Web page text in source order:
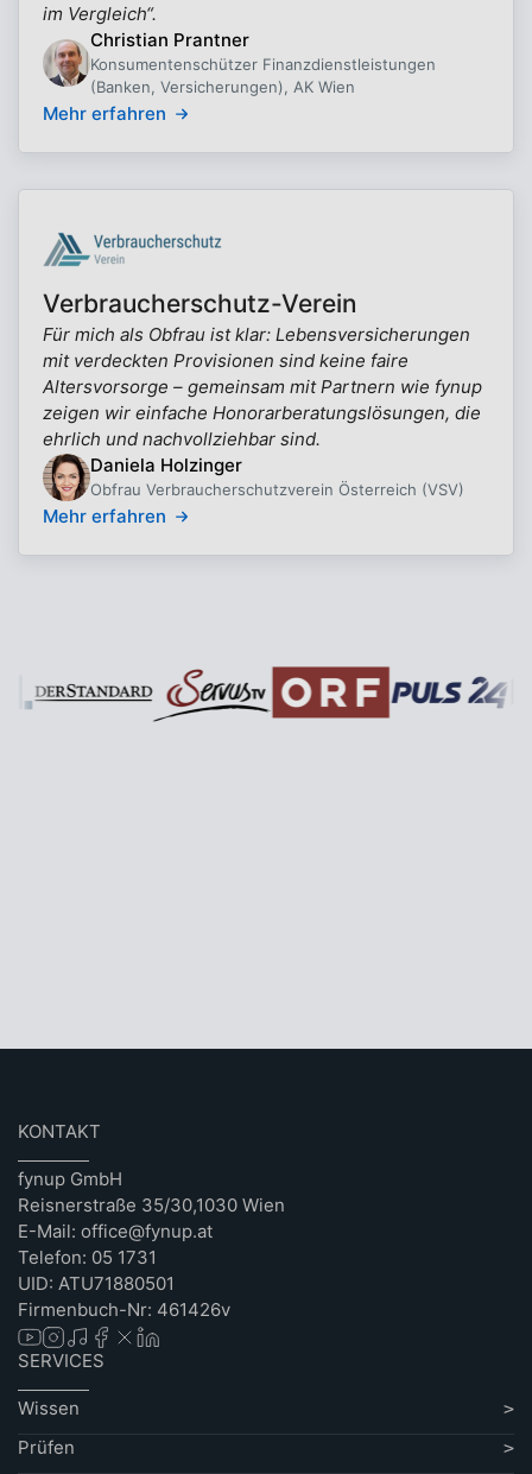
im Vergleich“.
Christian Prantner
Konsumentenschützer Finanzdienstleistungen
(Banken, Versicherungen), AK Wien
Mehr erfahren
Verbraucherschutz-Verein
Für mich als Obfrau ist klar: Lebensversicherungen
mit verdeckten Provisionen sind keine faire
Altersvorsorge – gemeinsam mit Partnern wie fynup
zeigen wir einfache Honorarberatungslösungen, die
ehrlich und nachvollziehbar sind.
Daniela Holzinger
Obfrau Verbraucherschutzverein Österreich (VSV)
Mehr erfahren
KONTAKT
fynup GmbH
Reisnerstraße 35/30,1030 Wien
E-Mail: office@fynup.at
Telefon: 05 1731
UID: ATU71880501
Firmenbuch-Nr: 461426v
SERVICES
Wissen
Prüfen